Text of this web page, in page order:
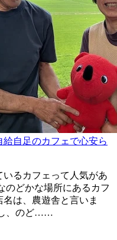
自足のカフェで心安ら
るカフェって人気があ
は、農遊舎と言いま
し、のど……